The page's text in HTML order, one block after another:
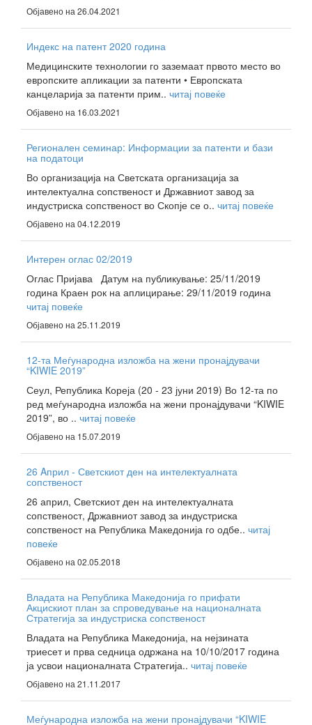
Објавено на 26.04.2021
Индекс на патент 2020 година
Медицинските технологии го заземаат првото место во
европските апликации за патенти • Европската
канцеларија за патенти прим.. читај повеќе
Објавено на 16.03.2021
Регионален семинар: Информации за патенти и бази
на податоци
Во организација на Светската организација за
интелектуална сопственост и Државниот завод за
индустриска сопственост во Скопје се о.. читај повеќе
Објавено на 04.12.2019
Интерен оглас 02/2019
Оглас Пријава Датум на публикување: 25/11/2019
година Краен рок на аплицирање: 29/11/2019 година
читај повеќе
Објавено на 25.11.2019
12-та Меѓународна изложба на жени пронајдувачи
“KIWIE 2019”
Сеул, Република Кореја (20 - 23 јуни 2019) Во 12-та по
ред меѓународна изложба на жени пронајдувачи “KIWIE
2019”, во .. читај повеќе
Објавено на 15.07.2019
26 Aприл - Светскиот ден на интелектуалната
сопственост
26 април, Светскиот ден на интелектуалната
сопственост, Државниот завод за индустриска
сопственост на Република Македонија го одбе.. читај
повеќе
Објавено на 02.05.2018
Владата на Република Македонија го прифати
Акцискиот план за спроведување на националната
Стратегија за индустриска сопственост
Владата на Република Македонија, на нејзината
триесет и прва седница одржана на 10/10/2017 година
ја усвои националната Стратегија.. читај повеќе
Објавено на 21.11.2017
Меѓународна изложба на жени пронајдувачи “KIWIE